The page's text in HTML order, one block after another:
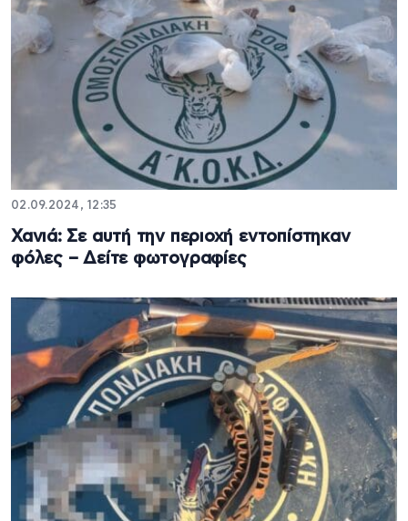
02.09.2024, 12:35
Χανιά: Σε αυτή την περιοχή εντοπίστηκαν
φόλες – Δείτε φωτογραφίες